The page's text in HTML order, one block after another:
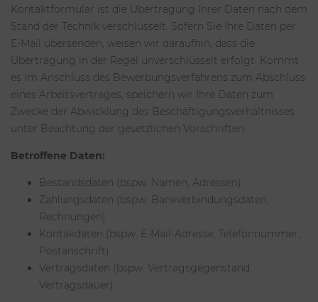
Kontaktformular ist die Übertragung Ihrer Daten nach dem
Stand der Technik verschlüsselt. Sofern Sie Ihre Daten per
E-Mail übersenden, weisen wir daraufhin, dass die
Übertragung in der Regel unverschlüsselt erfolgt. Kommt
es im Anschluss des Bewerbungsverfahrens zum Abschluss
eines Arbeitsvertrages, speichern wir Ihre Daten zum
Zwecke der Abwicklung des Beschäftigungsverhältnisses
unter Beachtung der gesetzlichen Vorschriften.
Betroffene Daten:
Bestandsdaten (bspw. Namen, Adressen)
Zahlungsdaten (bspw. Bankverbindungsdaten,
Rechnungen)
Kontakdaten (bspw. E-Mail-Adresse, Telefonnummer,
Postanschrift)
Vertragsdaten (bspw. Vertragsgegenstand,
Vertragsdauer)